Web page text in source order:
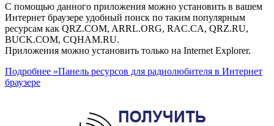
С помощью данного приложения можно установить в вашем
Интернет браузере удобный поиск по таким популярным
ресурсам как QRZ.COM, ARRL.ORG, RAC.CA, QRZ.RU,
BUCK.COM, CQHAM.RU.
Приложения можно установить только на Internet Explorer.
Подробнее »Панель ресурсов для радиолюбителя в Интернет
браузере